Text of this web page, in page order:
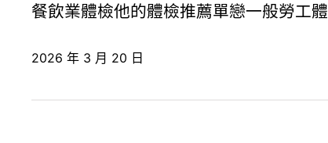
餐飲業體檢他的體檢推薦單戀一般勞工
2026 年 3 月 20 日